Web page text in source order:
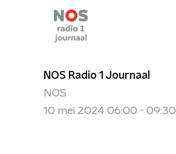
NOS Radio 1 Journaal
NOS
10 mei 2024 06:00 - 09:30